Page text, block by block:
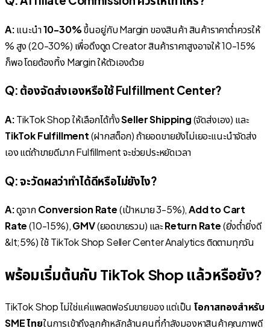
A:แนะนำ10-30%ขึ้นอยู่กับ Margin ของสินค้า สินค้าราคาต่ำควรให้
% สูง (20-30%) เพื่อดึงดูด Creator สินค้าราคาสูงอาจให้ 10-15%
ก็พอ โดยต้องทิ้ง Margin ให้ตัวเองด้วย
Q: ต้องจัดส่งเองหรือใช้ Fulfillment Center?
A:TikTok Shop ให้เลือกได้ทั้งSeller Shipping(จัดส่งเอง) และ
TikTok Fulfillment(ฝากสต็อก) ถ้ายอดขายยังไม่เยอะแนะนำจัดส่ง
เอง แต่ถ้าขายดีมาก Fulfillment จะช่วยประหยัดเวลา
Q: จะวัดผลว่าทำได้ดีหรือไม่ยังไง?
A:ดูจาก Conversion Rate(เป้าหมาย 3-5%),Add to Cart
Rate(10-15%),GMV(ยอดขายรวม) และReturn Rate(ยิ่งต่ำยิ่งดี
&lt;5%) ใช้ TikTok Shop Seller Center Analytics ติดตามทุกวัน
พร้อมเริ่มต้นกับ TikTok Shop แล้วหรือยัง?
TikTok Shop ไม่ใช่แค่แพลตฟอร์มขายของ แต่เป็น โอกาสทองสำหรับ
SME ไทยในการเข้าถึงลูกค้าหลักล้านคนที่กำลังมองหาสินค้าคุณภาพดี